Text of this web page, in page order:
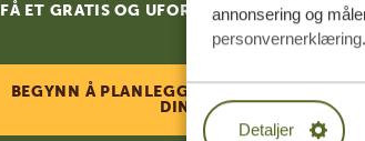
annonsering og
personvernerklæring.
Detaljer
FÅ ET GRATIS OG UFORPLIKTENDE TILBUD
BEGYNN Å PLANLEGGE DRØMMEREISEN
DIN